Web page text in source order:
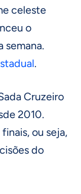
celeste
o
semana.
.
Cruzeiro
2010.
ou seja,
do